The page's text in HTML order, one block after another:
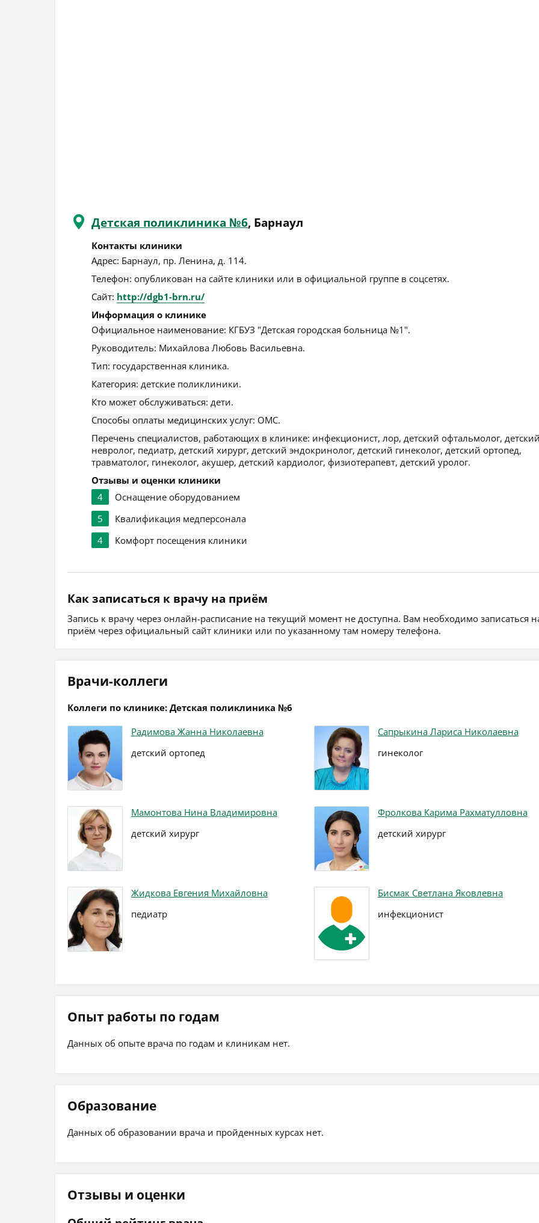
Детская поликлиника №6, Барнаул
Контакты клиники
Адрес: Барнаул, пр. Ленина, д. 114.
Телефон: опубликован на сайте клиники или в официальной группе в соцсетях.
Сайт: http://dgb1-brn.ru/
Информация о клинике
Официальное наименование: КГБУЗ "Детская городская больница №1".
Руководитель: Михайлова Любовь Васильевна.
Тип: государственная клиника.
Категория: детские поликлиники.
Кто может обслуживаться: дети.
Способы оплаты медицинских услуг: ОМС.
Перечень специалистов, работающих в клинике: инфекционист, лор, детский офтальмолог,
невролог, педиатр, детский хирург, детский эндокринолог, детский гинеколог, детский ортопед,
травматолог, гинеколог, акушер, детский кардиолог, физиотерапевт, детский уролог.
Отзывы и оценки клиники
4
Оснащение оборудованием
5
Квалификация медперсонала
4
Комфорт посещения клиники
Как записаться к врачу на приём
Запись к врачу через онлайн-расписание на текущий момент не доступна. Вам необходимо записаться
приём через официальный сайт клиники или по указанному там номеру телефона.
Врачи-коллеги
Коллеги по клинике: Детская поликлиника №6
Радимова Жанна Николаевна
детский ортопед
Сапрыкина Лариса Николаевна
гинеколог
Мамонтова Нина Владимировна
детский хирург
Фролкова Карима Рахматулловна
детский хирург
Жидкова Евгения Михайловна
педиатр
Бисмак Светлана Яковлевна
инфекционист
Опыт работы по годам
Данных об опыте врача по годам и клиникам нет.
Образование
Данных об образовании врача и пройденных курсах нет.
Отзывы и оценки